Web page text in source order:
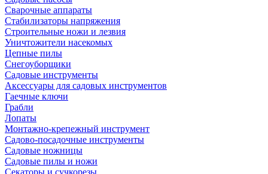
Сварочные аппараты
Стабилизаторы напряжения
Строительные ножи и лезвия
Уничтожители насекомых
Цепные пилы
Снегоуборщики
Садовые инструменты
Аксессуары для садовых инструментов
Гаечные ключи
Грабли
Лопаты
Монтажно-крепежный инструмент
Садово-посадочные инструменты
Садовые ножницы
Садовые пилы и ножи
Секаторы и сучкорезы